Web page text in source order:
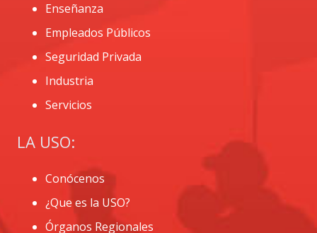
Enseñanza
Empleados Públicos
Seguridad Privada
Industria
Servicios
LA USO:
Conócenos
¿Que es la USO?
Órganos Regionales